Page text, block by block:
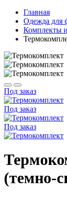
Главная
Одежда для
Комплекты
Под заказ
Под заказ
Под заказ
(темно-